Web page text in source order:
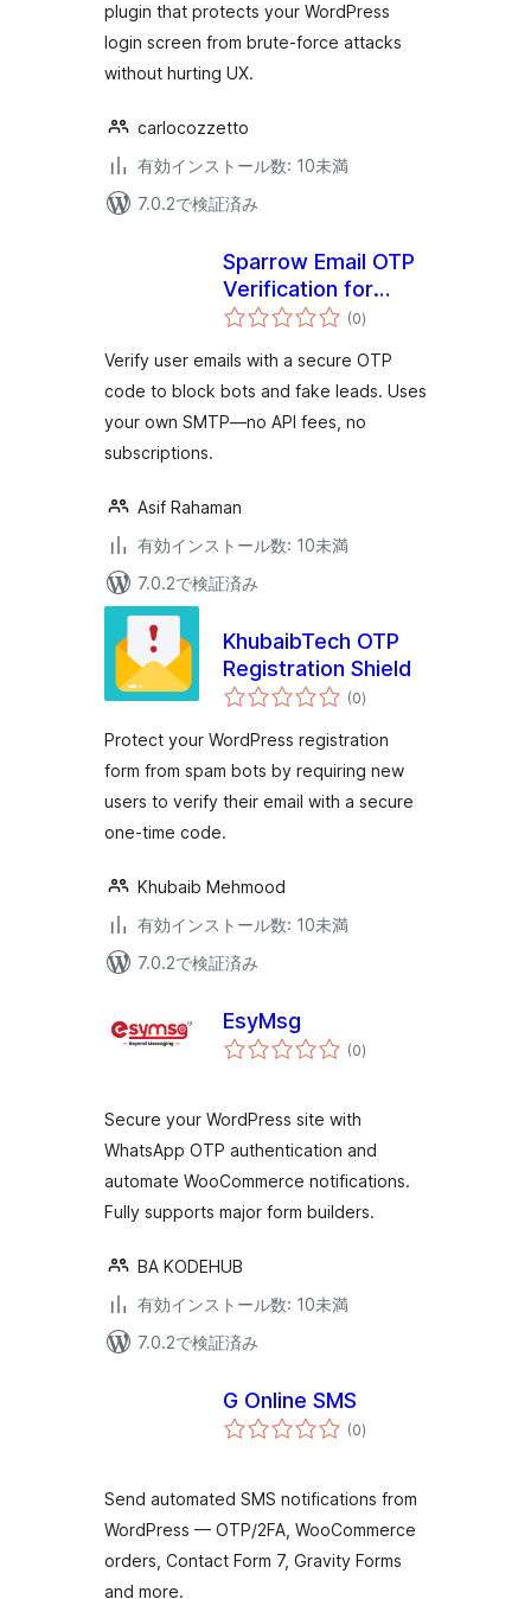
plugin that protects your WordPress
login screen from brute-force attacks
without hurting UX.
carlocozzetto
有効インストール数: 10未満
7.0.2で検証済み
Sparrow Email OTP
Verification for
Contact Form 7
(0個
の
価
)
Verify user emails with a secure OTP
code to block bots and fake leads. Uses
your own SMTP—no API fees, no
subscriptions.
Asif Rahaman
有効インストール数: 10未満
7.0.2で検証済み
KhubaibTech OTP
Registration Shield
(0個
の
価
)
Protect your WordPress registration
form from spam bots by requiring new
users to verify their email with a secure
one-time code.
Khubaib Mehmood
有効インストール数: 10未満
7.0.2で検証済み
EsyMsg
(0個
の)
Secure your WordPress site with
WhatsApp OTP authentication and
automate WooCommerce notifications.
Fully supports major form builders.
BA KODEHUB
有効インストール数: 10未満
7.0.2で検証済み
G Online SMS
(0個
の)
Send automated SMS notifications from
WordPress — OTP/2FA, WooCommerce
orders, Contact Form 7, Gravity Forms
and more.